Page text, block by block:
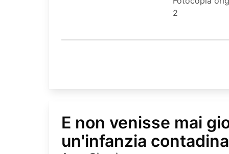
2
E non venisse mai
un'infanzia